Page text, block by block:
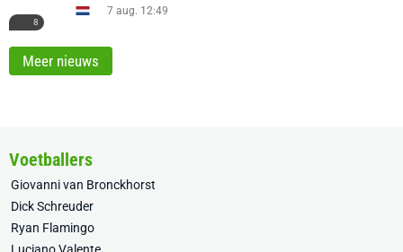
8
7 aug. 12:49
Meer nieuws
Voetballers
Giovanni van Bronckhorst
Dick Schreuder
Ryan Flamingo